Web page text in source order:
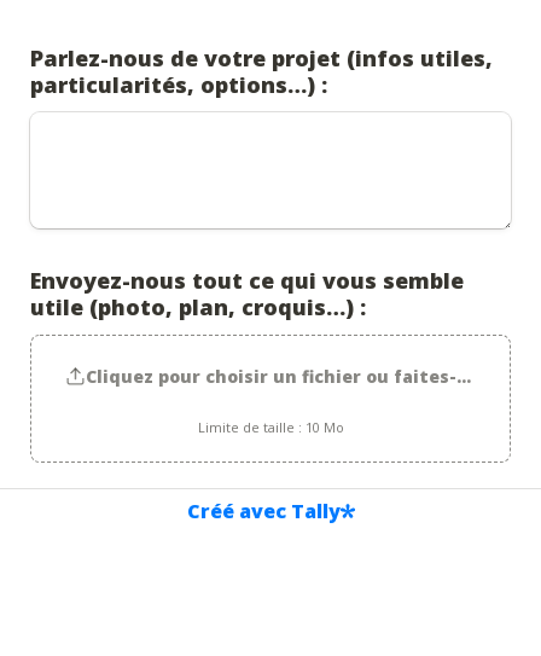
Parlez-nous de votre projet (infos utiles,
particularités, options…) :
Envoyez-nous tout ce qui vous semble
utile (photo, plan, croquis…) :
Cliquez pour choisir un fichier ou faites-le
Limite de taille : 10 Mo
En validant ce formulaire, j'accepte d'être contacté
par PRIX-USINE.COM pour obtenir des
Créé avec Tally